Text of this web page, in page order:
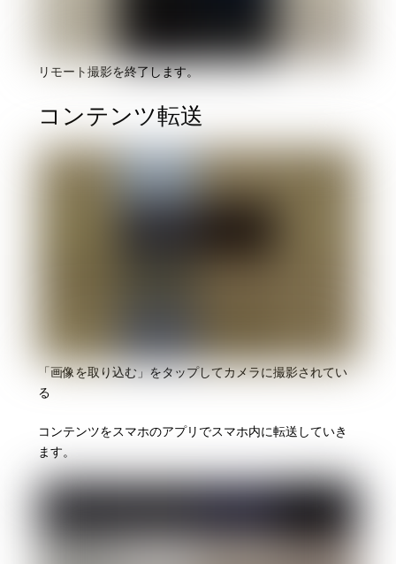
リモート撮影を終了します。
コンテンツ転送
「画像を取り込む」をタップしてカメラに撮影されてい
る
コンテンツをスマホのアプリでスマホ内に転送していき
ます。